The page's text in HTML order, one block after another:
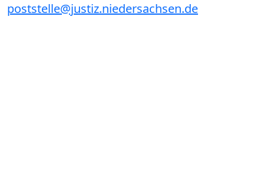
poststelle@justiz.niedersachsen.de